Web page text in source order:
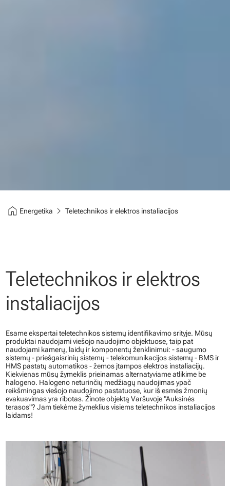
home Energetika chevron_right Teletechnikos ir elektros instaliacijos
Teletechnikos ir elektros
instaliacijos
Esame ekspertai teletechnikos sistemų identifikavimo srityje. Mūsų
produktai naudojami viešojo naudojimo objektuose, taip pat
naudojami kamerų, laidų ir komponentų ženklinimui: - saugumo
sistemų - priešgaisrinių sistemų - telekomunikacijos sistemų - BMS ir
HMS pastatų automatikos - žemos įtampos elektros instaliacijų.
Kiekvienas mūsų žymeklis prieinamas alternatyviame atlikime be
halogeno. Halogeno neturinčių medžiagų naudojimas ypač
reikšmingas viešojo naudojimo pastatuose, kur iš esmės žmonių
evakuavimas yra ribotas. Žinote objektą Varšuvoje "Auksinės
terasos"? Jam tiekėme žymeklius visiems teletechnikos instaliacijos
laidams!